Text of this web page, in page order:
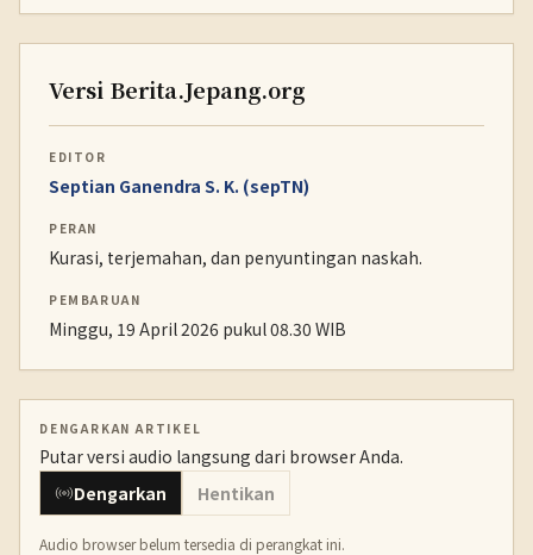
Versi Berita.Jepang.org
EDITOR
Septian Ganendra S. K. (sepTN)
PERAN
Kurasi, terjemahan, dan penyuntingan naskah.
PEMBARUAN
Minggu, 19 April 2026 pukul 08.30 WIB
DENGARKAN ARTIKEL
Putar versi audio langsung dari browser Anda.
Dengarkan
Hentikan
Audio browser belum tersedia di perangkat ini.